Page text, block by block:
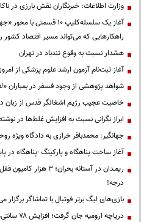
وزارت اطلاعات: خبرنگاران نقش بارزی در
آغاز یک سلسله‌کلیپ ۱۰
راهکارهایی که می‌تواند مسیر اقتصاد کشور
هشدار نسبت به وقوع تندباد در تهران
آغاز ثبت‌نام آزمون ارشد علوم پزشکی از امروز
شواهد پژوهشی از وجود فسفر در بمباران
خاصیت عجیب رژیم اشغالگر قدس از زبان
ابراز نگرانی نسبت به افزایش غلط‌ها در
جهانگیر: محمدباقر خرازی به دادگاه ویژه
آغاز ساخت پناهگاه و پارکینگ -پناهگاه در
درجه!
بازی‌های لیگ برتر فوتبال با تماشاگر برگزار
دریاچه ارومیه جان گرفت؛ افزایش ۷۸ سانتی‌متری تراز